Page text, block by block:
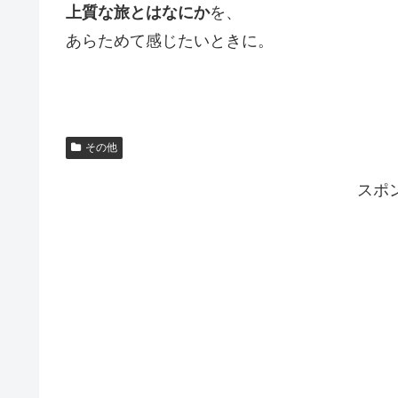
上質な旅とはなにかを、
あらためて感じたいときに。
その他
スポ